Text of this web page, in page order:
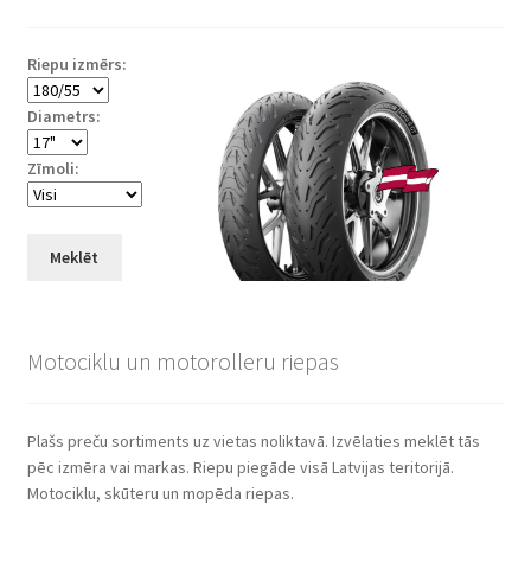
Riepu izmērs:
Diametrs:
Zīmoli:
Meklēt
Motociklu un motorolleru riepas
Plašs preču sortiments uz vietas noliktavā. Izvēlaties meklēt tās
pēc izmēra vai markas. Riepu piegāde visā Latvijas teritorijā.
Motociklu, skūteru un mopēda riepas.